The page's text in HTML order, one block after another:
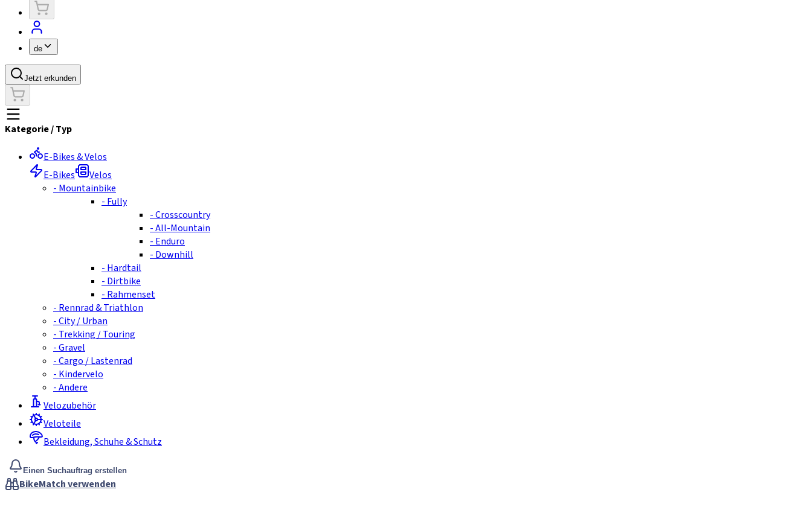
de
Jetzt erkunden
Kategorie/Typ
E-Bikes & Velos
E-Bikes
Velos
- Mountainbike
- Fully
-Crosscountry
-All-Mountain
- Enduro
- Downhill
- Hardtail
- Dirtbike
- Rahmenset
- Rennrad & Triathlon
-City / Urban
- Trekking / Touring
-Gravel
-Cargo / Lastenrad
- Kindervelo
-Andere
Velozubehör
Veloteile
Bekleidung, Schuhe & Schutz
Einen Suchauftrag erstellen
BikeMatch verwenden